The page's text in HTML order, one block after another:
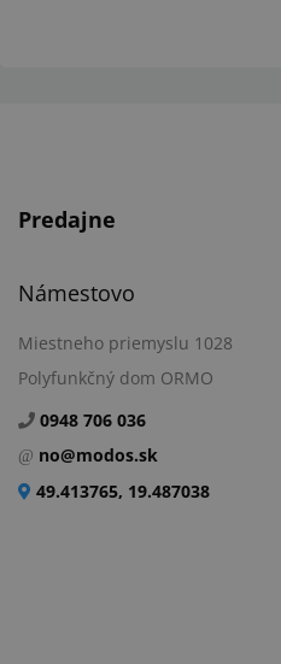
Predajne
Námestovo
Miestneho priemyslu 1028
Polyfunkčný dom ORMO
0948 706 036
no@modos.sk
49.413765, 19.487038